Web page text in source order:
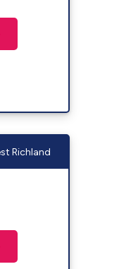
Richland